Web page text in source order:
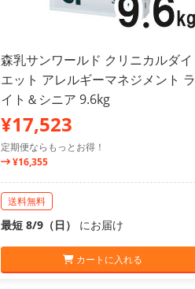
森乳サンワールド クリニカルダイ
エット アレルギーマネジメント ラ
イト＆シニア 9.6kg
¥17,523
定期便ならもっとお得！
¥16,355
送料無料
最短 8/9（日） にお届け
カートに入れる